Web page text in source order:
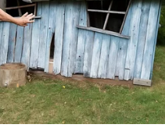
za novu energiju.
koja ti deluje ludo – ali
i rastu.